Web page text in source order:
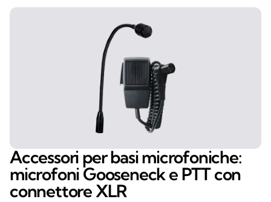
Accessori per basi microfoniche:
microfoni Gooseneck e PTT con
connettore XLR